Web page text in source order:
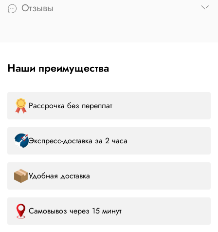
Отзывы
Наши преимущества
Рассрочка без переплат
Экспресс-доставка за 2 часа
Удобная доставка
Самовывоз через 15 минут